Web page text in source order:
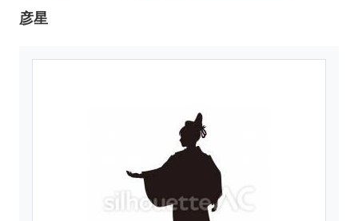
彦星